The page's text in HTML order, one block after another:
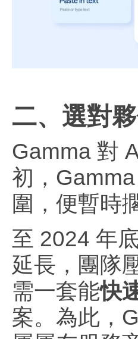
二、選對
Gamma 對
初，
圍，便暫時
至 2024 年
延長，團隊
需一套能快
案。為此，